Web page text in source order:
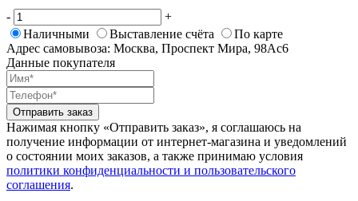
-
+
Наличными
Выставление счёта
По карте
Адрес самовывоза: Москва, Проспект Мира, 98Ас6
Данные покупателя
Отправить заказ
Нажимая кнопку «Отправить заказ», я соглашаюсь на
получение информации от интернет-магазина и уведомлений
о состоянии моих заказов, а также принимаю условия
политики конфиденциальности и пользовательского
соглашения.